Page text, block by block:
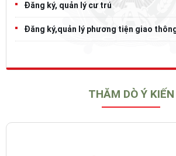
Đăng ký, quản lý cư trú
Đăng ký,quản lý phương tiện giao
THĂM DÒ Ý KIẾN